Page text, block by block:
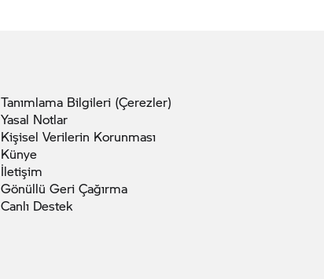
Tanımlama Bilgileri (Çerezler)
Yasal Notlar
Kişisel Verilerin Korunması
Künye
İletişim
Gönüllü Geri Çağırma
Canlı Destek